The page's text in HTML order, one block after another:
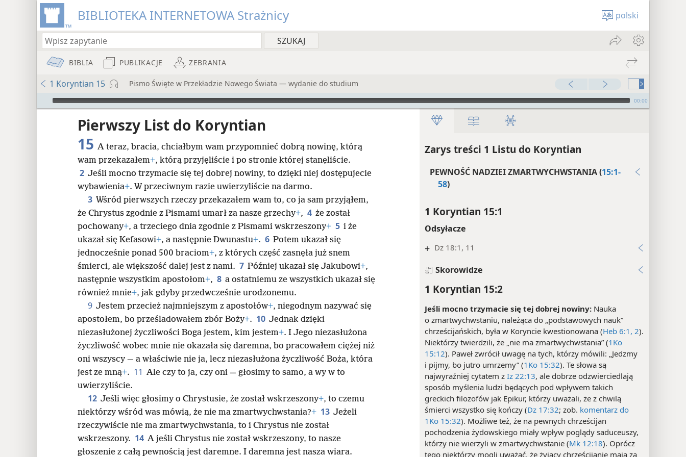
BIBLIOTEKA INTERNETOWA Strażnicy polski
BIBLIA PUBLIKACJE ZEBRANIA
1 Koryntian 15 Pismo Święte w Przekładzie Nowego Świata — wydanie do studium
Audio Player 00:00
Zarys treści 1 Listu do Koryntian
PEWNOŚĆ NADZIEI ZMARTWYCHWSTANIA (15:1-
58)
1 Koryntian 15:1
Odsyłacze
+ Dz 18:1, 11
Skorowidze
1 Koryntian 15:2
Jeśli mocno trzymacie się tej dobrej nowiny: Nauka
o zmartwychwstaniu, należąca do „podstawowych nauk”
chrześcijańskich, była w Koryncie kwestionowana (Heb 6:1, 2).
Niektórzy twierdzili, że „nie ma zmartwychwstania” (1Ko
15:12). Paweł zwrócił uwagę na tych, którzy mówili: „Jedzmy
i pijmy, bo jutro umrzemy” (1Ko 15:32). Te słowa są
najwyraźniej cytatem z Iz 22:13, ale dobrze odzwierciedlają
sposób myślenia ludzi będących pod wpływem takich
greckich filozofów jak Epikur, którzy uważali, że z chwilą
śmierci wszystko się kończy (Dz 17:32; zob. komentarz do
1Ko 15:32). Możliwe też, że na pewnych chrześcijan
pochodzenia żydowskiego miały wpływ poglądy saduceuszy,
którzy nie wierzyli w zmartwychwstanie (Mk 12:18). Oprócz
tego niektórzy mogli uważać, że żyjący chrześcijanie mają za
Pierwszy List do Koryntian
15 A teraz, bracia, chciałbym wam przypomnieć dobrą nowinę, którą
wam przekazałem+, którą przyjęliście i po stronie której stanęliście.
2 Jeśli mocno trzymacie się tej dobrej nowiny, to dzięki niej dostępujecie
wybawienia+. W przeciwnym razie uwierzyliście na darmo.
3 Wśród pierwszych rzeczy przekazałem wam to, co ja sam przyjąłem,
że Chrystus zgodnie z Pismami umarł za nasze grzechy+, 4 że został
pochowany+, a trzeciego dnia zgodnie z Pismami wskrzeszony+ 5 i że
ukazał się Kefasowi+, a następnie Dwunastu+. 6 Potem ukazał się
jednocześnie ponad 500 braciom+, z których część zasnęła już snem
śmierci, ale większość dalej jest z nami. 7 Później ukazał się Jakubowi+,
następnie wszystkim apostołom+, 8 a ostatniemu ze wszystkich ukazał się
również mnie+, jak gdyby przedwcześnie urodzonemu.
9 Jestem przecież najmniejszym z apostołów+, niegodnym nazywać się
apostołem, bo prześladowałem zbór Boży+. 10 Jednak dzięki
niezasłużonej życzliwości Boga jestem, kim jestem+. I Jego niezasłużona
życzliwość wobec mnie nie okazała się daremna, bo pracowałem ciężej niż
oni wszyscy — a właściwie nie ja, lecz niezasłużona życzliwość Boża, która
jest ze mną+. 11 Ale czy to ja, czy oni — głosimy to samo, a wy w to
uwierzyliście.
12 Jeśli więc głosimy o Chrystusie, że został wskrzeszony+, to czemu
niektórzy wśród was mówią, że nie ma zmartwychwstania?+ 13 Jeżeli
rzeczywiście nie ma zmartwychwstania, to i Chrystus nie został
wskrzeszony. 14 A jeśli Chrystus nie został wskrzeszony, to nasze
głoszenie z całą pewnością jest daremne. I daremna jest nasza wiara.